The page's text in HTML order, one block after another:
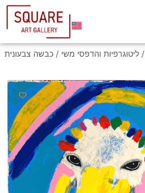
/ליטוגרפיות והדפסי משי / כבשה צבעונית